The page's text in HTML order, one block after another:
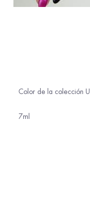
Color de la colección
7ml